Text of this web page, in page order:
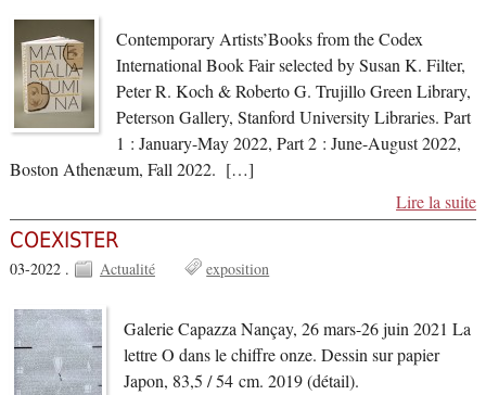
Contemporary Artists’Books from the Codex
International Book Fair selected by Susan K. Filter,
Peter R. Koch & Roberto G. Trujillo Green Library,
Peterson Gallery, Stanford University Libraries. Part
1 : January-May 2022, Part 2 : June-August 2022,
Boston Athenæum, Fall 2022. […]
Lire la suite
COEXISTER
03-2022 . Actualité exposition
Galerie Capazza Nançay, 26 mars-26 juin 2021 La
lettre O dans le chiffre onze. Dessin sur papier
Japon, 83,5 / 54 cm. 2019 (détail).